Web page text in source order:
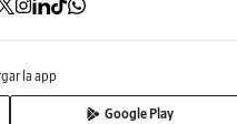
la app
Google Play